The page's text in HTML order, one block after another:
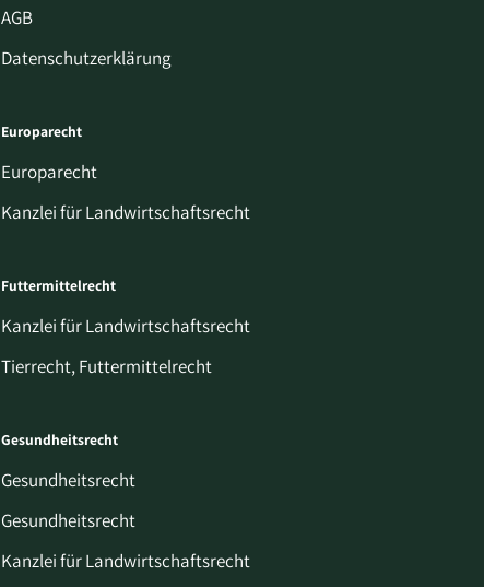
AGB
Datenschutzerklärung
Europarecht
Europarecht
Kanzlei für Landwirtschaftsrecht
Futtermittelrecht
Kanzlei für Landwirtschaftsrecht
Tierrecht, Futtermittelrecht
Gesundheitsrecht
Gesundheitsrecht
Gesundheitsrecht
Kanzlei für Landwirtschaftsrecht